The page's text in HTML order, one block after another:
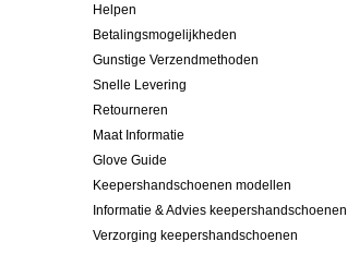
Helpen
Betalingsmogelijkheden
Gunstige Verzendmethoden
Snelle Levering
Retourneren
Maat Informatie
Glove Guide
Keepershandschoenen modellen
Informatie & Advies keepershandschoenen
Verzorging keepershandschoenen